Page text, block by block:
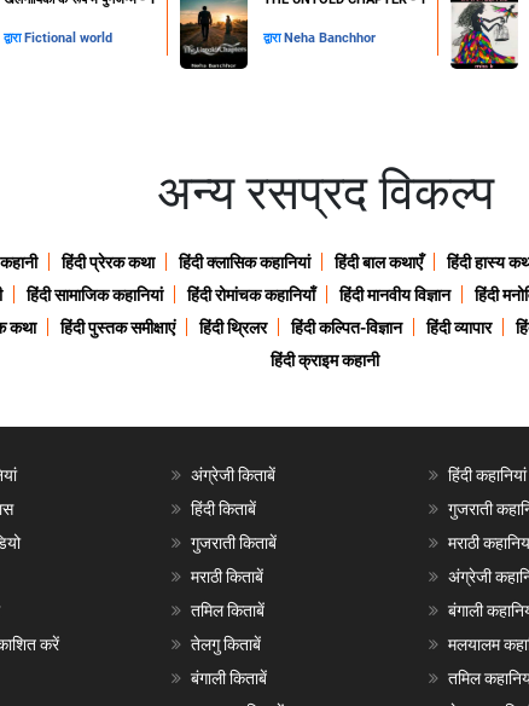
द्वारा Fictional world द्वारा Neha Banchhor
अन्य रसप्रद विकल्प
हिंदी प्रेरक कथा हिंदी क्लासिक कहानियां हिंदी बाल कथाएँ हिंदी हास्य
हिंदी सामाजिक कहानियां हिंदी रोमांचक कहानियाँ हिंदी मानवीय विज्ञान हिंदी
कथा हिंदी पुस्तक समीक्षाएं हिंदी थ्रिलर हिंदी कल्पित-विज्ञान हिंदी व्यापार
हिंदी क्राइम कहानी
करें
अंग्रेजी किताबें
हिंदी किताबें
गुजराती किताबें
मराठी किताबें
तमिल किताबें
तेलगु किताबें
बंगाली किताबें
हिंदी कहानियां
गुजराती
मराठी
अंग्रेजी
बंगाली
मलयालम
तमिल